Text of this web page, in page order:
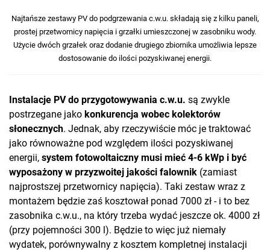
Najtańsze zestawy PV do podgrzewania c.w.u. składają się z kilku paneli,
prostej przetwornicy napięcia i grzałki umieszczonej w zasobniku wody.
Użycie dwóch grzałek oraz dodanie drugiego zbiornika umożliwia lepsze
dostosowanie do ilości pozyskiwanej energii.
Instalacje PV do przygotowywania c.w.u. są zwykle
postrzegane jako konkurencja wobec kolektorów
słonecznych. Jednak, aby rzeczywiście móc je traktować
jako równoważne pod względem ilości pozyskiwanej
energii, system fotowoltaiczny musi mieć 4-6 kWp i być
wyposażony w przyzwoitej jakości falownik (zamiast
najprostszej przetwornicy napięcia). Taki zestaw wraz z
montażem będzie zaś kosztował ponad 7000 zł - i to bez
zasobnika c.w.u., na który trzeba wydać jeszcze ok. 4000 zł
(przy pojemności 300 l). Będzie to więc już niemały
wydatek, porównywalny z kosztem kompletnej instalacji